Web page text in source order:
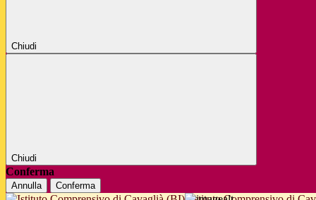
Chiudi
Chiudi
Conferma
Annulla Conferma